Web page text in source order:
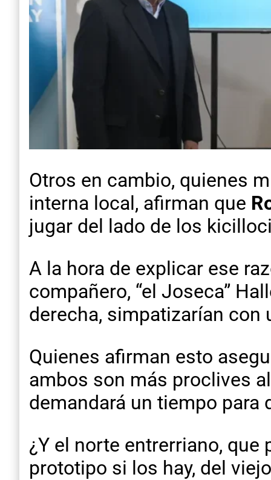
Otros en cambio, quienes
interna local, afirman que
jugar del lado de los
A la hora de explicar ese
compañero, “el Joseca”
derecha, simpatizarían con
Quienes afirman esto
ambos son más proclives
demandará un tiempo para
¿Y el norte entrerriano, que
prototipo si los hay, del